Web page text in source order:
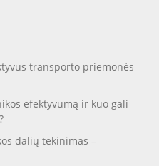
transporto priemonės
efektyvumą ir kuo gali
dalių tekinimas –